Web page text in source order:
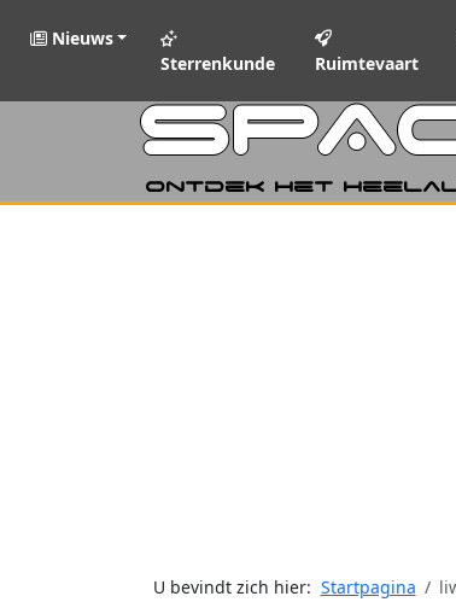
Nieuws
Sterrenkunde
Ruimtevaart
Ontdek het
U bevindt zich hier: Startpagina